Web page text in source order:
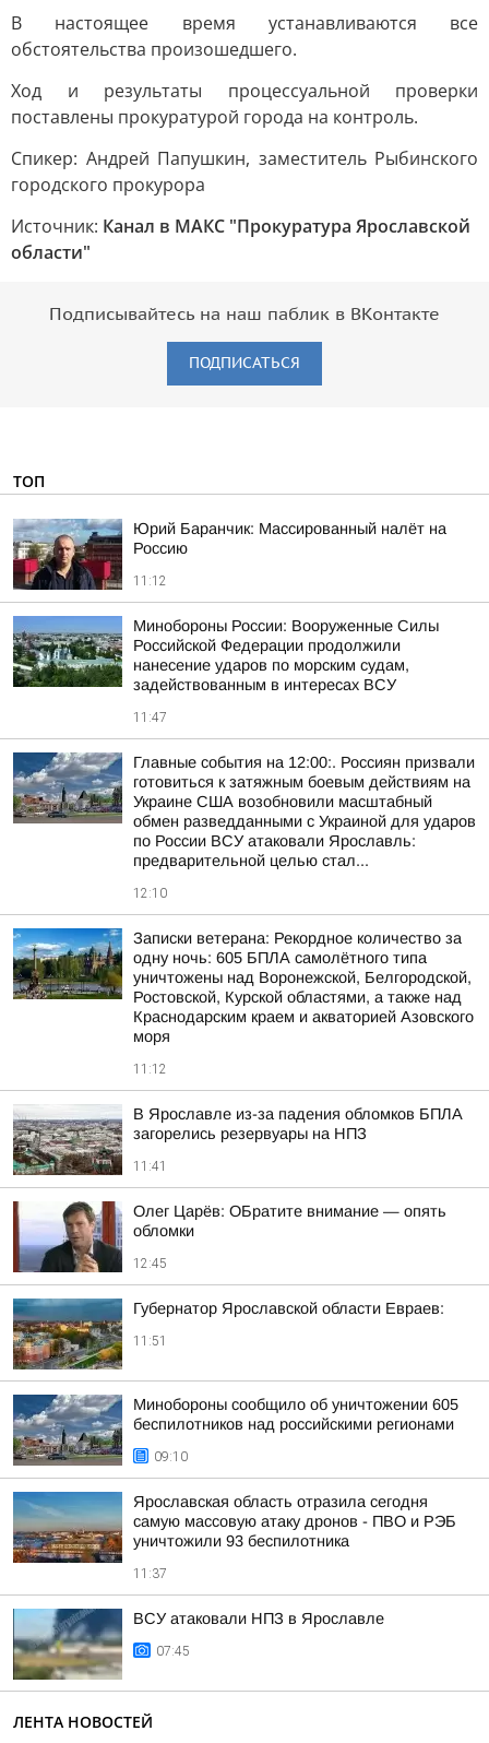
В настоящее время устанавливаются все
обстоятельства произошедшего.
Ход и результаты процессуальной проверки
поставлены прокуратурой города на контроль.
Спикер: Андрей Папушкин, заместитель Рыбинского
городского прокурора
Источник: Канал в МАКС "Прокуратура Ярославской
области"
Подписывайтесь на наш паблик в ВКонтакте
ПОДПИСАТЬСЯ
ТОП
Юрий Баранчик: Массированный налёт на
Россию
11:12
Минобороны России: Вооруженные Силы
Российской Федерации продолжили
нанесение ударов по морским судам,
задействованным в интересах ВСУ
11:47
Главные события на 12:00:. Россиян призвали
готовиться к затяжным боевым действиям на
Украине США возобновили масштабный
обмен разведданными с Украиной для ударов
по России ВСУ атаковали Ярославль:
предварительной целью стал...
12:10
Записки ветерана: Рекордное количество за
одну ночь: 605 БПЛА самолётного типа
уничтожены над Воронежской, Белгородской,
Ростовской, Курской областями, а также над
Краснодарским краем и акваторией Азовского
моря
11:12
В Ярославле из-за падения обломков БПЛА
загорелись резервуары на НПЗ
11:41
Олег Царёв: ОБратите внимание — опять
обломки
12:45
Губернатор Ярославской области Евраев:
11:51
Минобороны сообщило об уничтожении 605
беспилотников над российскими регионами
09:10
Ярославская область отразила сегодня
самую массовую атаку дронов - ПВО и РЭБ
уничтожили 93 беспилотника
11:37
ВСУ атаковали НПЗ в Ярославле
07:45
ЛЕНТА НОВОСТЕЙ